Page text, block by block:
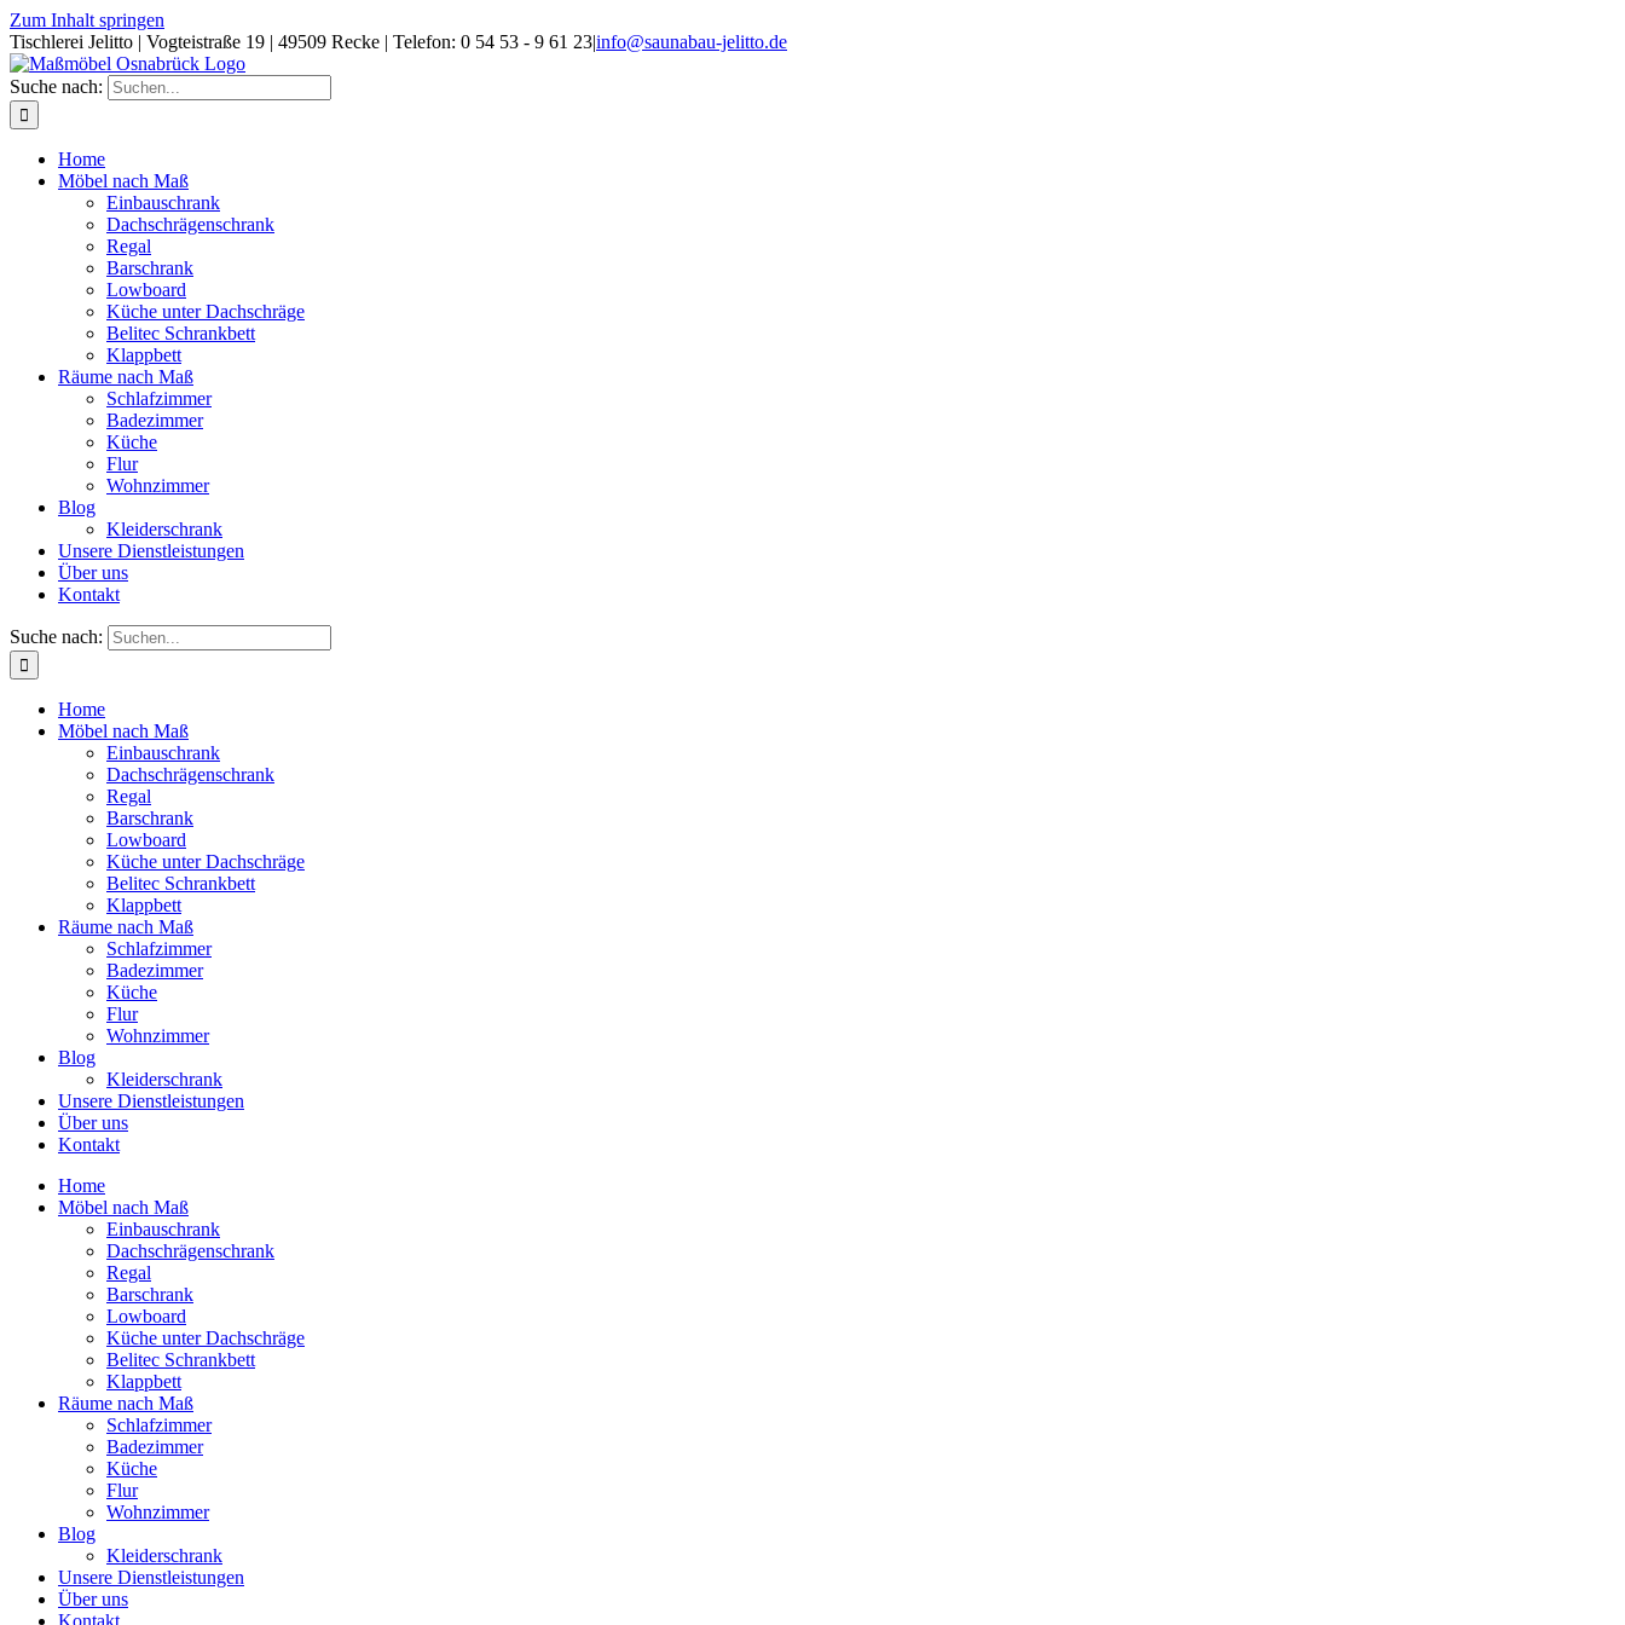
Zum Inhalt springen
Tischlerei Jelitto | Vogteistraße 19 | 49509 Recke | Telefon: 0 54 53 - 9 61 23|info@saunabau-jelitto.de
Suche nach:
Home
Möbel nach Maß
Einbauschrank
Dachschrägenschrank
Regal
Barschrank
Lowboard
Küche unter Dachschräge
Belitec Schrankbett
Klappbett
Räume nach Maß
Schlafzimmer
Badezimmer
Küche
Flur
Wohnzimmer
Blog
Kleiderschrank
Unsere Dienstleistungen
Über uns
Kontakt
Suche nach:
Home
Möbel nach Maß
Einbauschrank
Dachschrägenschrank
Regal
Barschrank
Lowboard
Küche unter Dachschräge
Belitec Schrankbett
Klappbett
Räume nach Maß
Schlafzimmer
Badezimmer
Küche
Flur
Wohnzimmer
Blog
Kleiderschrank
Unsere Dienstleistungen
Über uns
Kontakt
Home
Möbel nach Maß
Einbauschrank
Dachschrägenschrank
Regal
Barschrank
Lowboard
Küche unter Dachschräge
Belitec Schrankbett
Klappbett
Räume nach Maß
Schlafzimmer
Badezimmer
Küche
Flur
Wohnzimmer
Blog
Kleiderschrank
Unsere Dienstleistungen
Über uns
Kontakt